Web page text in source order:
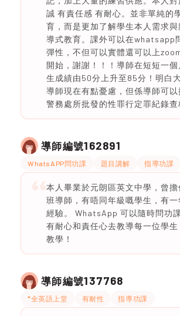
誠 有責任感 有耐心。並非單純的
育，而是更加了解學生本人需求與
導式教育。課外可以在whatsapp
彈性，不但可以實體還可以上
開始，謝謝！！！導師在短短一
生成績由50分上升至85分！明白
導師現在有點憂慮，但係導師可
警務處所批發的性罪行定罪紀錄查
導師編號162891
WhatsAPP問功課 題目講解 指導功課
本人畢業於元朗區英文中學，曾
班導師，有唔同年級嘅學生，有一
經驗。 WhatsApp 可以隨時問功
有耐心和責任心去教導每一位學
教學！
導師編號137768
*全英語上堂 有耐性 指導功課